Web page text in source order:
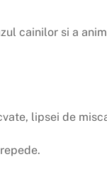
cainilor si a
lipsei de